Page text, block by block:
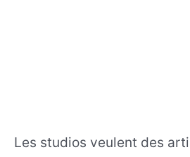
Les studios veulent des